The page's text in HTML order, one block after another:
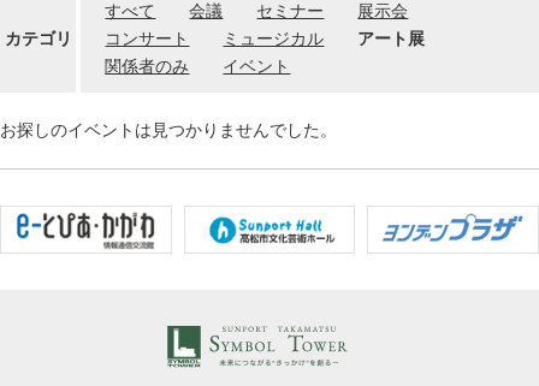
カテゴリ
すべて 会議 セミナー
展示会
コンサート
ミュージカル
アート展
関係者のみ
イベント
お探しのイベントは見つかりませんでした。